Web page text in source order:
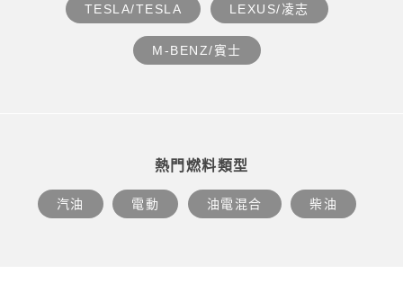
TESLA/TESLA LEXUS/凌志
M-BENZ/賓士
熱門燃料類型
汽油 電動 油電混合 柴油